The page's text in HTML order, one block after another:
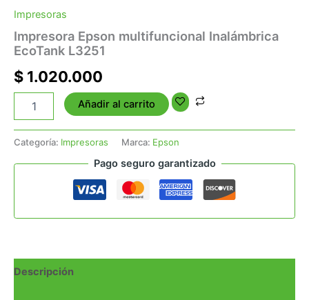
Impresoras
Impresora Epson multifuncional Inalámbrica
EcoTank L3251
$ 1.020.000
Añadir al carrito
Categoría: Impresoras Marca: Epson
Pago seguro garantizado
Descripción